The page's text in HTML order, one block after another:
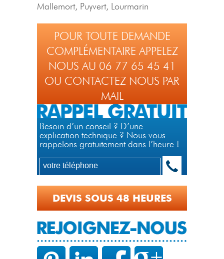
Mallemort, Puyvert, Lourmarin
POUR TOUTE DEMANDE
COMPLÉMENTAIRE APPELEZ
NOUS AU 06 77 65 45 41
OU CONTACTEZ NOUS PAR
MAIL
Besoin d’un conseil ? D’une
explication technique ? Nous vous
rappelons gratuitement dans l’heure !
DEVIS SOUS 48 HEURES